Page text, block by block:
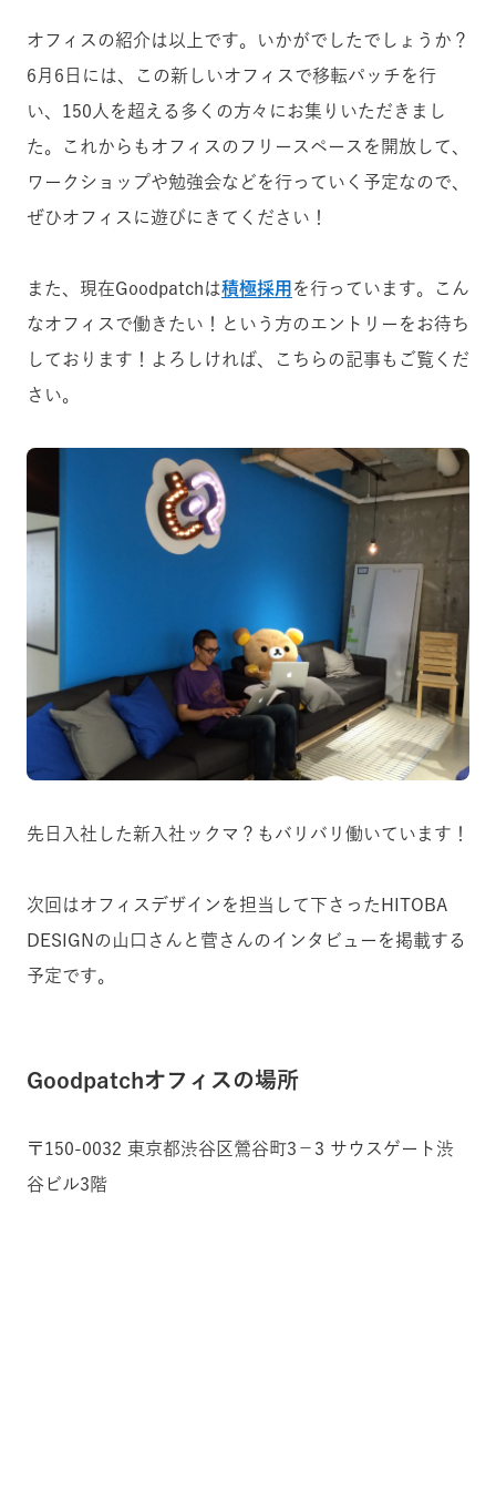
オフィスの紹介は以上です。いかがでしたでしょうか？
6月6日には、この新しいオフィスで移転パッチを行
い、150人を超える多くの方々にお集りいただきまし
た。これからもオフィスのフリースペースを開放して、
ワークショップや勉強会などを行っていく予定なので、
ぜひオフィスに遊びにきてください！
また、現在Goodpatchは積極採用 を行っています。こん
なオフィスで働きたい！という方のエントリーをお待ち
しております！よろしければ、こちらの記事もご覧くだ
さい。
先日入社した新入社ックマ？もバリバリ働いています！
次回はオフィスデザインを担当して下さったHITOBA
DESIGNの山口さんと菅さんのインタビューを掲載する
予定です。
Goodpatchオフィスの場所
〒150-0032 東京都渋谷区鶯谷町3−3 サウスゲート渋
谷ビル3階